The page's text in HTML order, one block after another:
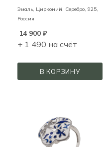
Эмаль, Цирконий, Серебро, 925,
Россия
14 900 ₽
+ 1 490 на счёт
В КОРЗИНУ